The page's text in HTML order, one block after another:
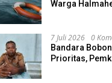
Warga
7 Juli 2026 0
Bandara
Prioritas,